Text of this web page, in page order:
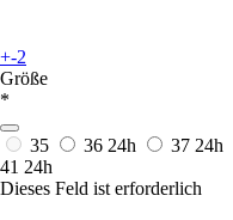
+-2
Größe
*
35 36 24h 37 24h
41 24h
Dieses Feld ist erforderlich